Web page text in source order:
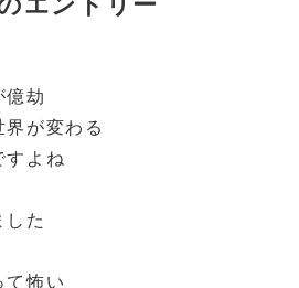
劫
が変わる
すよね
た
怖い